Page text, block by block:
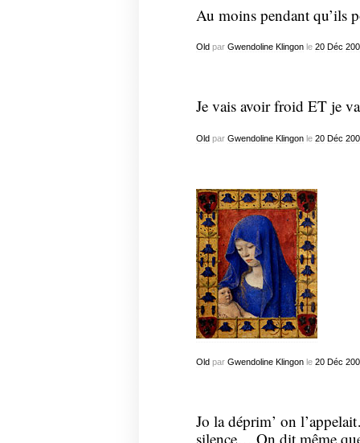
Au moins pendant qu’ils
Oldpar Gwendoline Klingonle 20 Déc
Je vais avoir froid ET je
Oldpar Gwendoline Klingonle 20 Déc
Oldpar Gwendoline Klingonle 20 Déc
Jo la déprim’ on
silence… On dit même